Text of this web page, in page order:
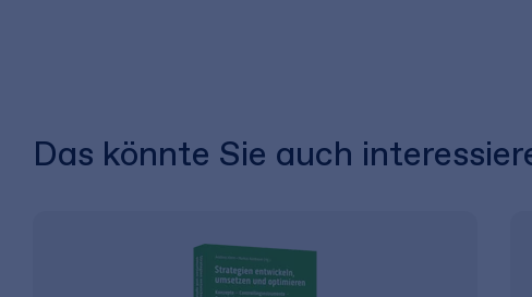
Das könnte Sie auch